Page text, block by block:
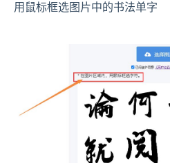
用鼠标框选图片中的书法单字